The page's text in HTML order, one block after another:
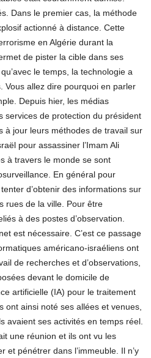
Dans le premier cas, la méthode
actionné à distance. Cette
en Algérie durant la
de pister la cible dans ses
le temps, la technologie a
Vous allez dire pourquoi en parler
Depuis hier, les médias
services de protection du président
à jour leurs méthodes de travail sur
pour assassiner l’Imam Ali
à travers le monde se sont
En général pour
d’obtenir des informations sur
rues de la ville. Pour être
à des postes d’observation.
est nécessaire. C’est ce passage
américano-israéliens ont
de recherches et d’observations,
devant le domicile de
artificielle (IA) pour le traitement
ont ainsi noté ses allées et venues,
avaient ses activités en temps réel.
une réunion et ils ont vu les
et pénétrer dans l’immeuble. Il n’y